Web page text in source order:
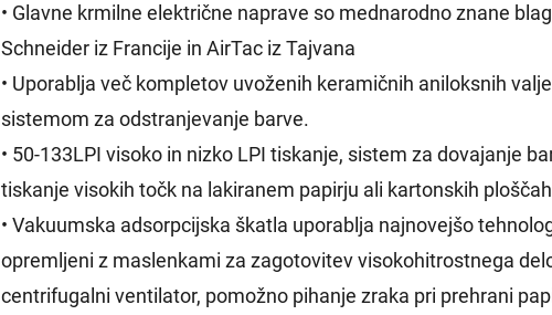
• Glavne krmilne električne naprave so mednarodno znane
Schneider iz Francije in AirTac iz Tajvana
• Uporablja več kompletov uvoženih keramičnih aniloksnih
sistemom za odstranjevanje barve.
• 50-133LPI visoko in nizko LPI tiskanje, sistem za dovajanje
tiskanje visokih točk na lakiranem papirju ali kartonskih ploščah
• Vakuumska adsorpcijska škatla uporablja najnovejšo
opremljeni z maslenkami za zagotovitev visokohitrostnega
centrifugalni ventilator, pomožno pihanje zraka pri prehrani